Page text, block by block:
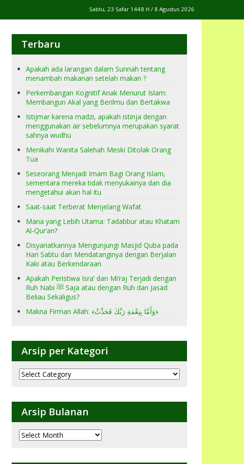
Sabtu, 23 Safar 1448 H / 8 Agustus 2026
Terbaru
Apakah ada larangan dalam Sunnah tentang
menambah makanan setelah makan ?
Perkembangan Kognitif Anak Menurut Islam:
Membangun Akal yang Berilmu dan Bertakwa
Istijmar karena madzi, apakah istinja dengan
menggunakan air sebelumnya merupakan syarat
sahnya wudhu
Menikahi Wanita Salehah Meski Ditolak Orang
Tua
Seseorang Menjadi Imam Bagi Orang Islam,
sementara mereka tidak menyukainya dan dia
mengetahui akan hal itu
Saat-saat Terberat Menjelang Wafat
Mana yang Lebih Utama: Tadabbur atau Khatam
Al-Qur’an?
Disyariatkannya Mengunjungi Masjid Quba pada
Hari Sabtu dan Mendatanginya dengan Berjalan
Kaki atau Berkendaraan
Apakah Peristiwa Isra’ dan Mi’raj Terjadi dengan
Ruh Nabi ﷺ Saja atau dengan Ruh dan Jasad
Beliau Sekaligus?
Makna Firman Allah: ﴾وَأَمَّا بِنِعْمَةِ رَبِّكَ فَحَدِّثْ﴿
Arsip per Kategori
Arsip
per
Arsip Bulanan
Arsip
Bulanan